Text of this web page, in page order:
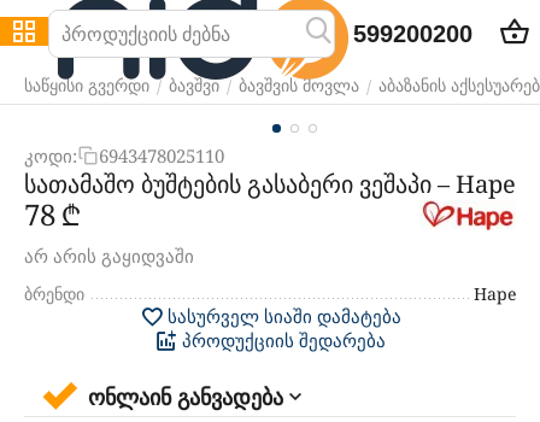
599200200
საწყისი გვერდი / ბავშვი / ბავშვის მოვლა / აბაზანის
კოდი: 6943478025110
სათამაშო ბუშტების გასაბერი ვეშაპი – Hape
‍78‍₾
არ არის გაყიდვაში
ბრენდი Hape
სასურველ სიაში დამატება
პროდუქციის შედარება
ონლაინ განვადება